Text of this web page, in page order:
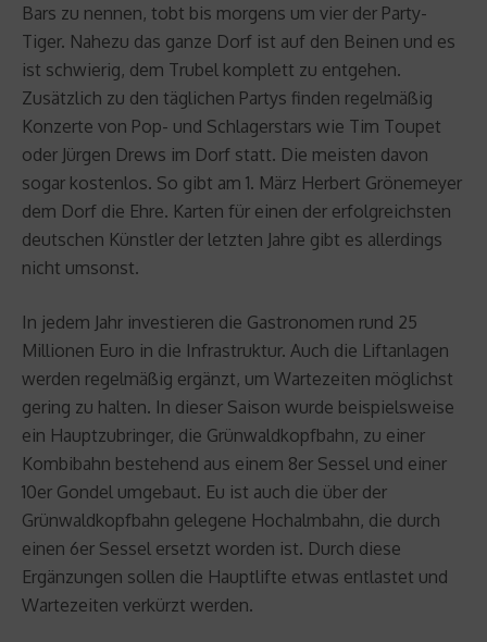
Bars zu nennen, tobt bis morgens um vier der Party-
Tiger. Nahezu das ganze Dorf ist auf den Beinen und es
ist schwierig, dem Trubel komplett zu entgehen.
Zusätzlich zu den täglichen Partys finden regelmäßig
Konzerte von Pop- und Schlagerstars wie Tim Toupet
oder Jürgen Drews im Dorf statt. Die meisten davon
sogar kostenlos. So gibt am 1. März Herbert Grönemeyer
dem Dorf die Ehre. Karten für einen der erfolgreichsten
deutschen Künstler der letzten Jahre gibt es allerdings
nicht umsonst.
In jedem Jahr investieren die Gastronomen rund 25
Millionen Euro in die Infrastruktur. Auch die Liftanlagen
werden regelmäßig ergänzt, um Wartezeiten möglichst
gering zu halten. In dieser Saison wurde beispielsweise
ein Hauptzubringer, die Grünwaldkopfbahn, zu einer
Kombibahn bestehend aus einem 8er Sessel und einer
10er Gondel umgebaut. Eu ist auch die über der
Grünwaldkopfbahn gelegene Hochalmbahn, die durch
einen 6er Sessel ersetzt worden ist. Durch diese
Ergänzungen sollen die Hauptlifte etwas entlastet und
Wartezeiten verkürzt werden.